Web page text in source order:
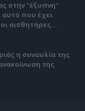
στην "έξυπνη"
αυτό που έχει
αισθητήρες...
η συναυλία της
της